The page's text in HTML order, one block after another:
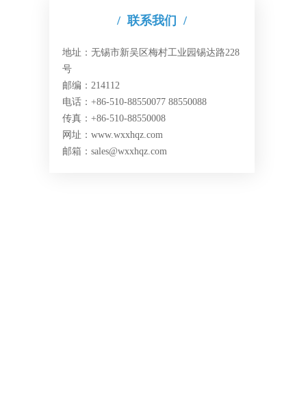
/ 联系我们 /
地址：无锡市新吴区梅村工业园锡达路228
号
邮编：214112
电话：+86-510-88550077 88550088
传真：+86-510-88550008
网址：www.wxxhqz.com
邮箱：sales@wxxhqz.com